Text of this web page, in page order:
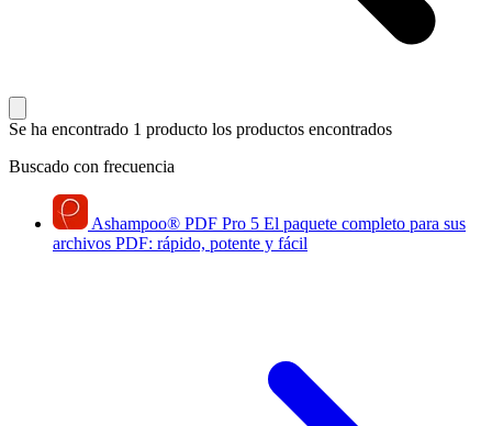
Se ha encontrado 1 producto los productos encontrados
Buscado con frecuencia
Ashampoo® PDF Pro 5 El paquete completo para sus
archivos PDF: rápido, potente y fácil